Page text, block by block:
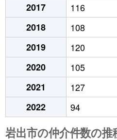
2017
116
2018
108
2019
120
2020
105
2021
127
2022
94